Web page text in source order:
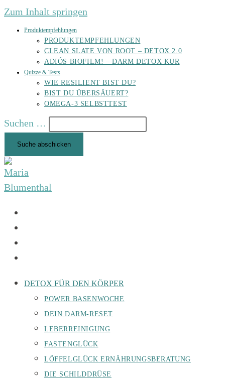
Zum Inhalt springen
Produktempfehlungen
PRODUKTEMPFEHLUNGEN
CLEAN SLATE VON ROOT – DETOX 2.0
ADIÓS BIOFILM! – DARM DETOX KUR
Quizze & Tests
WIE RESILIENT BIST DU?
BIST DU ÜBERSÄUERT?
OMEGA-3 SELBSTTEST
Suchen …
Suche abschicken
DETOX FÜR DEN KÖRPER
POWER BASENWOCHE
DEIN DARM-RESET
LEBERREINIGUNG
FASTENGLÜCK
LÖFFELGLÜCK ERNÄHRUNGSBERATUNG
DIE SCHILDDRÜSE